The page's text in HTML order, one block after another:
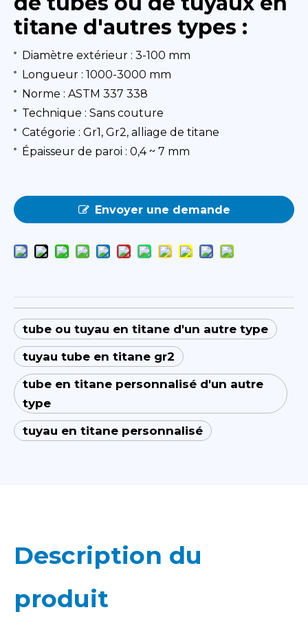
titane d'autres types :
Diamètre extérieur : 3-100 mm
Longueur : 1000-3000 mm
Norme : ASTM 337 338
Technique : Sans couture
Catégorie : Gr1, Gr2, alliage de titane
Épaisseur de paroi : 0,4 ~ 7 mm
Envoyer une demande
tube ou tuyau en titane d'un autre type
tuyau tube en titane gr2
tube en titane personnalisé d'un autre
type
tuyau en titane personnalisé
Description du
produit